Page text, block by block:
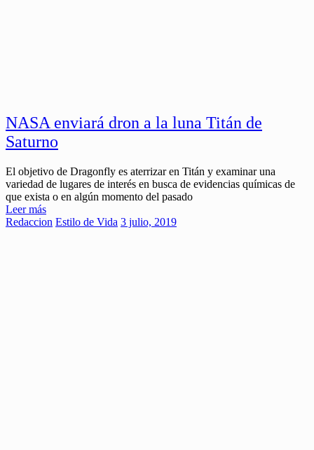
NASA enviará dron a la luna Titán de
Saturno
El objetivo de Dragonfly es aterrizar en Titán y examinar una
variedad de lugares de interés en busca de evidencias químicas de
que exista o en algún momento del pasado
Leer más
Redaccion Estilo de Vida 3 julio, 2019